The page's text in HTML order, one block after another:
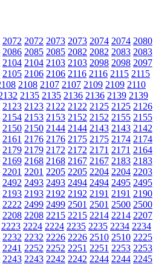
2072 2072 2073 2073 2074 2074 2080
2086 2085 2085 2082 2082 2083 2083
2104 2104 2103 2103 2098 2098 2097
2105 2106 2106 2116 2116 2115 2115
2108 2107 2107 2109 2109 2110
2135 2135 2136 2136 2139 2139
2123 2123 2122 2122 2125 2125 2126
2154 2153 2153 2152 2152 2155 2155
2150 2150 2144 2144 2143 2143 2142
2161 2176 2176 2175 2175 2174 2174
2179 2179 2172 2172 2171 2171 2164
2169 2168 2168 2167 2167 2183 2183
2201 2201 2205 2205 2204 2204 2203
2492 2493 2493 2494 2494 2495 2495
2193 2193 2192 2192 2191 2191 2190
2222 2499 2499 2501 2501 2500 2500
2208 2208 2215 2215 2214 2214 2207
2223 2224 2224 2235 2235 2234 2234
2232 2232 2226 2226 2510 2510 2225
2241 2252 2252 2251 2251 2253 2253
2243 2243 2242 2242 2244 2244 2245